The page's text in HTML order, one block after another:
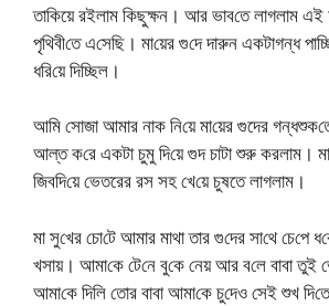
তা‌কিয়ে রইলাম কিছুক্ষন। আর ভাব‌তে লাগলাম এই
পৃ‌থিবী‌তে এ‌সে‌ছি। মা‌য়ের গু‌দে দারুন একটাগন্ধ
ধ‌রি‌য়ে দি‌চ্ছিল।
আ‌মি সোজা আমার নাক নি‌য়ে মা‌য়ের গুদের
আল্ত ক‌রে একটা চুমু দি‌য়ে গুদ চাটা শুরু করলাম।
জিব‌দি‌য়ে ভেতরের রস সহ খে‌য়ে চুষতে লাগলাম।
মা সু‌খের চো‌টে আমার মাথা তার গু‌দের সা‌থে চে‌পে
খসায়। আমা‌কে টে‌নে বু‌কে নেয় আর ব‌লে বাবা তুই
আমা‌কে দি‌লি তোর বাবা আমা‌কে চু‌দেও সেই শুখ